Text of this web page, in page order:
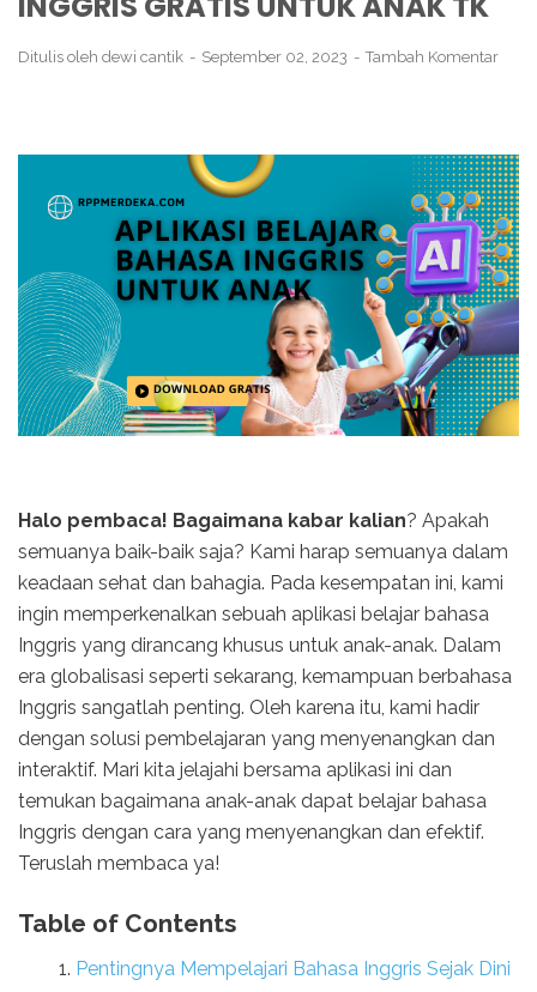
Ditulis oleh dewi cantik September 02, 2023 Tambah Komentar
Halo pembaca! Bagaimana kabar kalian? Apakah
semuanya baik-baik saja? Kami harap semuanya dalam
keadaan sehat dan bahagia. Pada kesempatan ini, kami
ingin memperkenalkan sebuah aplikasi belajar bahasa
Inggris yang dirancang khusus untuk anak-anak. Dalam
era globalisasi seperti sekarang, kemampuan berbahasa
Inggris sangatlah penting. Oleh karena itu, kami hadir
dengan solusi pembelajaran yang menyenangkan dan
interaktif. Mari kita jelajahi bersama aplikasi ini dan
temukan bagaimana anak-anak dapat belajar bahasa
Inggris dengan cara yang menyenangkan dan efektif.
Teruslah membaca ya!
Table of Contents
Pentingnya Mempelajari Bahasa Inggris Sejak Dini